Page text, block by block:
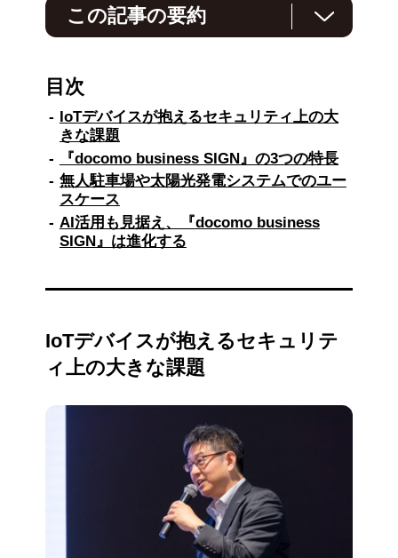
この記事の要約
ィ機能を標準搭載したIoTサービス『docomo
business SIGN』を12月に提供開始すると発
表、執行役員の小嶺一雄が説明しました。2024
年にはサイバー攻撃関連通信数が2015年比で約
10.9倍に増加し、そのうち約3割はIoTデバイス
が標的。IoTデバイスは処理性能の制約からセ
キュリティが脆弱になりやすく、導入の課題も
指摘されていました。
この課題を解決する『docomo business
SIGN』は、3つの特長を持っています。1つめ
ることで、不正通信をネットワーク側で検知
プが用意されており、低容量から大容量通信、
閉域通信、クラウド接続、データ可視化など、
サービスをテンプレート化することで短期間で
の利用開始ができることです。
今後はサービスの機能拡大、セキュリティ強化
など予定しており、より一層お客さまのビジネ
スの拡大に寄与できるサービスにしてまいりま
目次
IoTデバイスが抱えるセキュリティ上の大
きな課題
『docomo business SIGN』の3つの特長
無人駐車場や太陽光発電システムでのユー
スケース
AI活用も見据え、『docomo business
SIGN』は進化する
IoTデバイスが抱えるセキュリテ
ィ上の大きな課題